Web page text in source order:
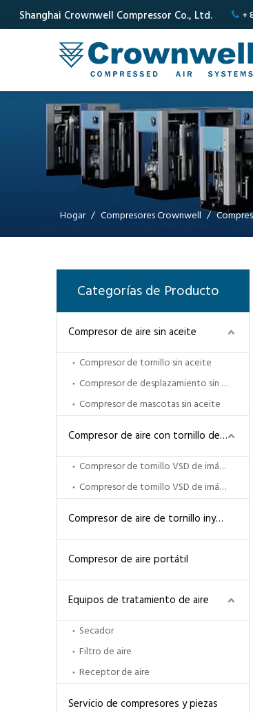
Shanghai Crownwell Compressor Co., Ltd.  +
Hogar / Compresores Crownwell /
Categorías de Producto
Compresor de aire sin aceite
Compresor de tornillo sin aceite
Compresor de desplazamiento sin aceite
Compresor de mascotas sin aceite
Compresor de aire con tornillo de ahorro de energía
Compresor de tornillo VSD de imán permanente
Compresor de tornillo VSD de imán permanente de dos etapas
Compresor de aire de tornillo inyectado en aceite
Compresor de aire portátil
Equipos de tratamiento de aire
Secador
Filtro de aire
Receptor de aire
Servicio de compresores y piezas